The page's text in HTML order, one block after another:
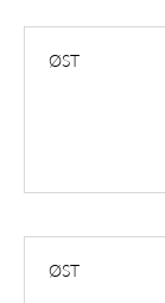
ØST
ØST